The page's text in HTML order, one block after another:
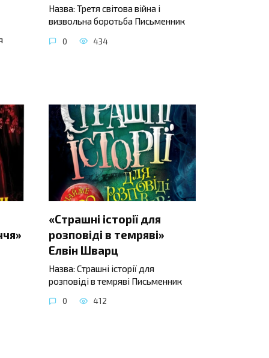
Назва: Третя світова війна і
визвольна боротьба Письменник
0 434
«Страшні історії для
розповіді в темряві»
Елвін Шварц
Назва: Страшні історії для
розповіді в темряві Письменник
0 412